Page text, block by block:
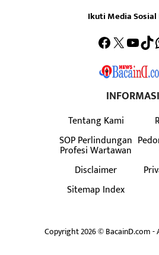
Ikuti Media Sosial
Facebook
X
INFORMASI
Tentang Kami
SOP Perlindungan
Profesi Wartawan
Disclaimer
Sitemap Index
Copyright 2026 © BacainD.com